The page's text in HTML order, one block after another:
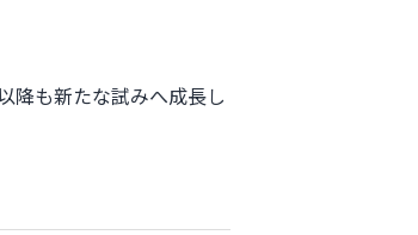
降も新たな試みへ成長し